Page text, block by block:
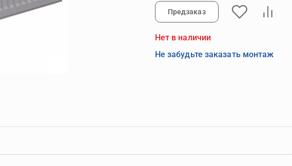
Предзаказ
Нет в наличии
Не забудьте заказать монтаж